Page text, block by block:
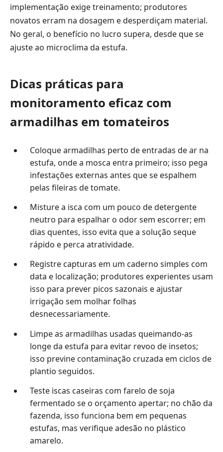
implementação exige treinamento; produtores
novatos erram na dosagem e desperdiçam material.
No geral, o benefício no lucro supera, desde que se
ajuste ao microclima da estufa.
Dicas práticas para
monitoramento eficaz com
armadilhas em tomateiros
Coloque armadilhas perto de entradas de ar na
estufa, onde a mosca entra primeiro; isso pega
infestações externas antes que se espalhem
pelas fileiras de tomate.
Misture a isca com um pouco de detergente
neutro para espalhar o odor sem escorrer; em
dias quentes, isso evita que a solução seque
rápido e perca atratividade.
Registre capturas em um caderno simples com
data e localização; produtores experientes usam
isso para prever picos sazonais e ajustar
irrigação sem molhar folhas
desnecessariamente.
Limpe as armadilhas usadas queimando-as
longe da estufa para evitar revoo de insetos;
isso previne contaminação cruzada em ciclos de
plantio seguidos.
Teste iscas caseiras com farelo de soja
fermentado se o orçamento apertar; no chão da
fazenda, isso funciona bem em pequenas
estufas, mas verifique adesão no plástico
amarelo.